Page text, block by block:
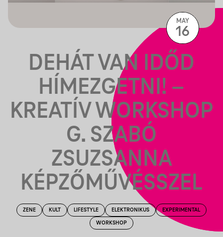
DEHÁT VAN IDŐD
HÍMEZGETNI! –
KREATÍV WORKSHOP
G. SZABÓ
ZSUZSANNA
KÉPZŐMŰVÉSSZEL
ZENE KULT LIFESTYLE ELEKTRONIKUS EXPERIMENTAL
WORKSHOP
MAY
16